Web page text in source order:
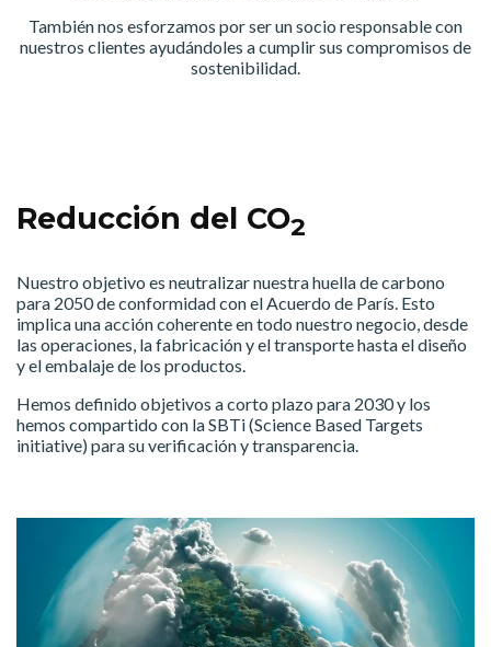
También nos esforzamos por ser un socio responsable con
nuestros clientes ayudándoles a cumplir sus compromisos de
sostenibilidad.
Reducción del CO2
Nuestro objetivo es neutralizar nuestra huella de carbono
para 2050 de conformidad con el Acuerdo de París. Esto
implica una acción coherente en todo nuestro negocio, desde
las operaciones, la fabricación y el transporte hasta el diseño
y el embalaje de los productos.
Hemos definido objetivos a corto plazo para 2030 y los
hemos compartido con la SBTi (Science Based Targets
initiative) para su verificación y transparencia.